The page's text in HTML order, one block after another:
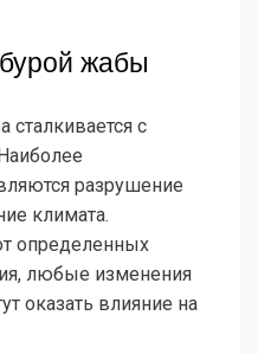
жабы
сталкивается с
разрушение
климата.
определенных
любые изменения
оказать влияние на